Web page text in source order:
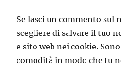
Se lasci un commento sul
scegliere di salvare il tuo
e sito web nei cookie.
comodità in modo che tu